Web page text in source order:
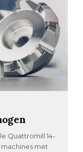
Quattromill 14-
met